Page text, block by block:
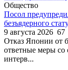
Общество
Посол
безъядерного
9 августа 2026 67
Отказ Японии от
ответные меры со
интерв...